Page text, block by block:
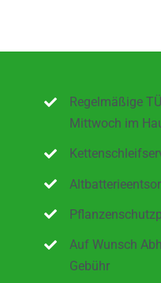
Regelmäßige
Mittwoch im
Auf Wunsch
Gebühr